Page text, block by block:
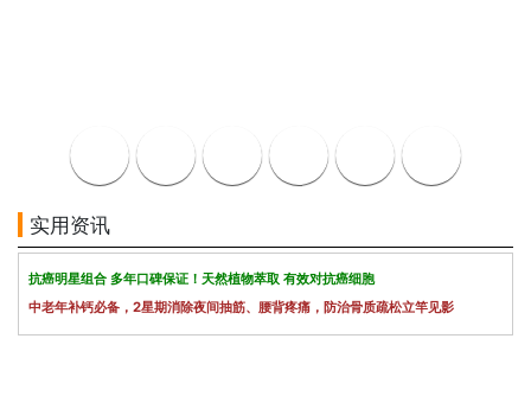
实用资讯
抗癌明星组合 多年口碑保证！天然植物萃取 有效对抗癌细胞
中老年补钙必备，2星期消除夜间抽筋、腰背疼痛，防治骨质疏松立竿见影